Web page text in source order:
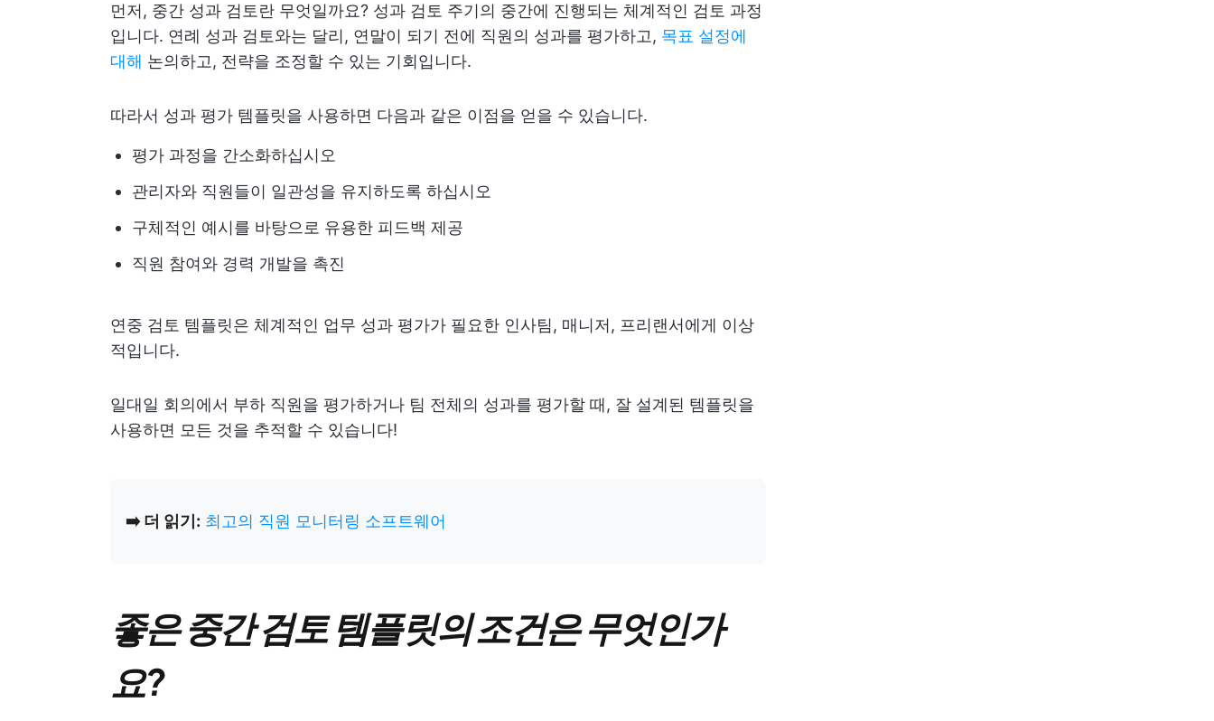
먼저, 중간 성과 검토란 무엇일까요? 성과 검토 주기의 중간에 진행되는 체계적인 검토 과정
입니다. 연례 성과 검토와는 달리, 연말이 되기 전에 직원의 성과를 평가하고, 목표 설정에
대해 논의하고, 전략을 조정할 수 있는 기회입니다.
따라서 성과 평가 템플릿을 사용하면 다음과 같은 이점을 얻을 수 있습니다.
평가 과정을 간소화하십시오
관리자와 직원들이 일관성을 유지하도록 하십시오
구체적인 예시를 바탕으로 유용한 피드백 제공
직원 참여와 경력 개발을 촉진
연중 검토 템플릿은 체계적인 업무 성과 평가가 필요한 인사팀, 매니저, 프리랜서에게 이상
적입니다.
일대일 회의에서 부하 직원을 평가하거나 팀 전체의 성과를 평가할 때, 잘 설계된 템플릿을
사용하면 모든 것을 추적할 수 있습니다!
➡️ 더 읽기: 최고의 직원 모니터링 소프트웨어
좋은 중간 검토 템플릿의 조건은 무엇인가
요?